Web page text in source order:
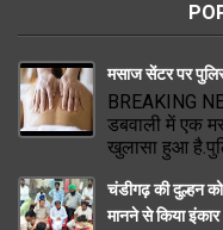
मसाज सेंटर पर
BREAKING
डबवाली में एक
खुलासा हुआ
चंडीगढ़ की दुल्हन
मानने से किया इंकार